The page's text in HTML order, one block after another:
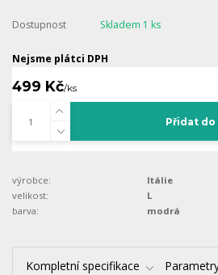
Dostupnost Skladem 1 ks
Nejsme plátci DPH
499 Kč/ks
Přidat do
výrobce:
Itálie
velikost:
L
barva:
modrá
Kompletní specifikace